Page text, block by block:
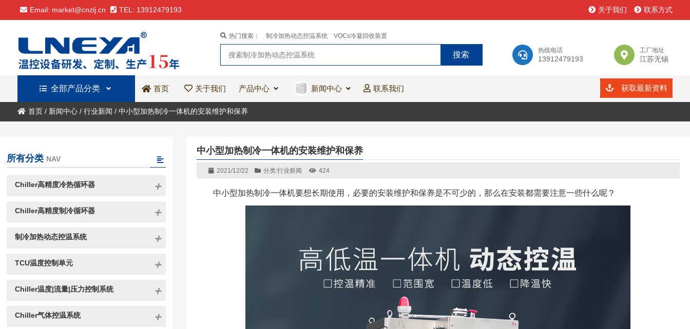
Email: market@cnzlj.cn TEL: 13912479193 关于我们 联系方式
热线电话
13912479193
工厂地址
江苏无锡
热门搜索： 制冷加热动态控温系统 VOCs冷凝回收装置
全部产品分类 首页 关于我们 产品中心 新闻中心 联系我们 获取最新资料
首页/ 新闻中心/ 行业新闻 / 中小型加热制冷一体机的安装维护和保养
中小型加热制冷一体机的安装维护和保养
2021/12/22 分类:行业新闻 424
中小型加热制冷一体机要想长期使用，必要的安装维护和保养是不可少的，那么在安装都需要注意一些什么呢？
所有分类 NAV
Chiller高精度冷热循环器
Chiller高精度制冷循环器
制冷加热动态控温系统
TCU温度控制单元
Chiller温度|流量|压力控制系统
Chiller气体控温系统